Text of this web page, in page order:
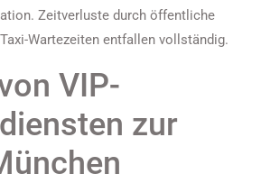
Zeitverluste durch öffentliche
Wartezeiten entfallen vollständig.
VIP-
zur